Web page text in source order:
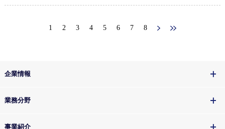
1 2 3 4 5 6 7 8
企業情報
業務分野
事業紹介